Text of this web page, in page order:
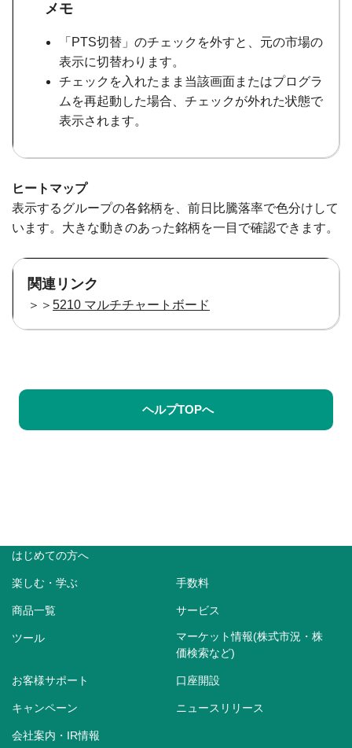
メモ
「PTS切替」のチェックを外すと、元の市場の
表示に切替わります。
チェックを入れたまま当該画面またはプログラ
ムを再起動した場合、チェックが外れた状態で
表示されます。
ヒートマップ
表示するグループの各銘柄を、前日比騰落率で色分けして
います。大きな動きのあった銘柄を一目で確認できます。
関連リンク
＞＞ 5210 マルチチャートボード
ヘルプTOPへ
はじめての方へ
楽しむ・学ぶ 手数料
商品一覧 サービス
ツール
マーケット情報(株式市況・株
価検索など)
お客様サポート 口座開設
キャンペーン ニュースリリース
会社案内・IR情報